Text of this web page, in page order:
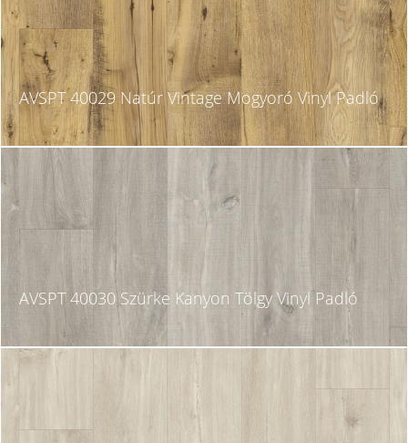
AVSPT 40029 Natúr Vintage Mogyoró Vinyl Padló
AVSPT 40030 Szürke Kanyon Tölgy Vinyl Padló